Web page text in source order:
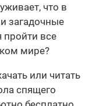
что в
загадочные
пройти все
мире?
или читать
спящего